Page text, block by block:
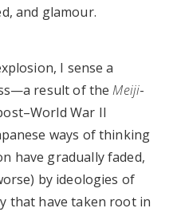
and glamour.
I sense a
result of theMeiji-
War II
ways of thinking
have gradually faded,
by ideologies of
that have taken root in